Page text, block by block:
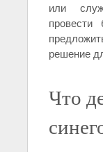
или
провести
решение
Что